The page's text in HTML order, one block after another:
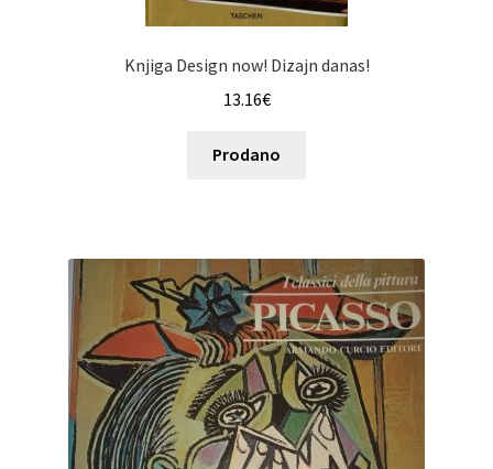
Knjiga Design now! Dizajn danas!
13.16€
Prodano